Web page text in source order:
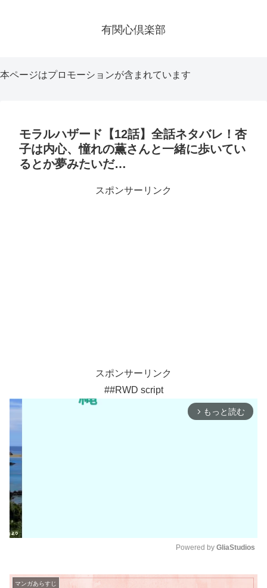
有関心倶楽部
本ページはプロモーションが含まれています
モラルハザード【12話】全話ネタバレ！杏
子は内心、憧れの薫さんと一緒に歩いてい
るとか夢みたいだ…
スポンサーリンク
スポンサーリンク
##RWD script
arrow_forward_ios もっと読む
Powered by GliaStudios
マンガあらすじ